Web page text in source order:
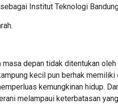
Institut Teknologi
depan tidak ditentukan
kecil pun berhak
kemungkinan hidup.
melampaui keterbatasan yang